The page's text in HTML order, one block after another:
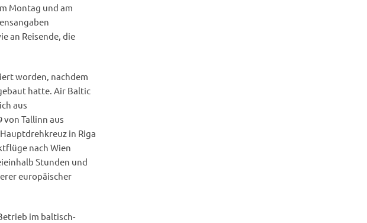
Montag und am
an Reisende, die
worden, nachdem
hatte. Air Baltic
aus
von Tallinn aus
in Riga
nach Wien
Stunden und
europäischer
im baltisch-